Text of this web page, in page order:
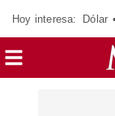
Hoy interesa: Dólar